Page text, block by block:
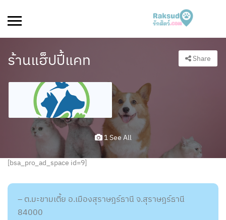
ร้านแฮ็ปปี้แคท Share
1 See All
[bsa_pro_ad_space id=9]
– ต.มะขามเตี้ย อ.เมืองสุราษฎร์ธานี จ.สุราษฎร์ธานี
84000